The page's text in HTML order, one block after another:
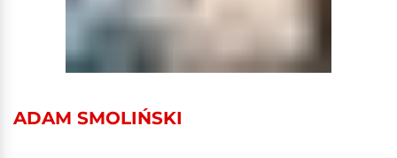
ADAM SMOLIŃSKI